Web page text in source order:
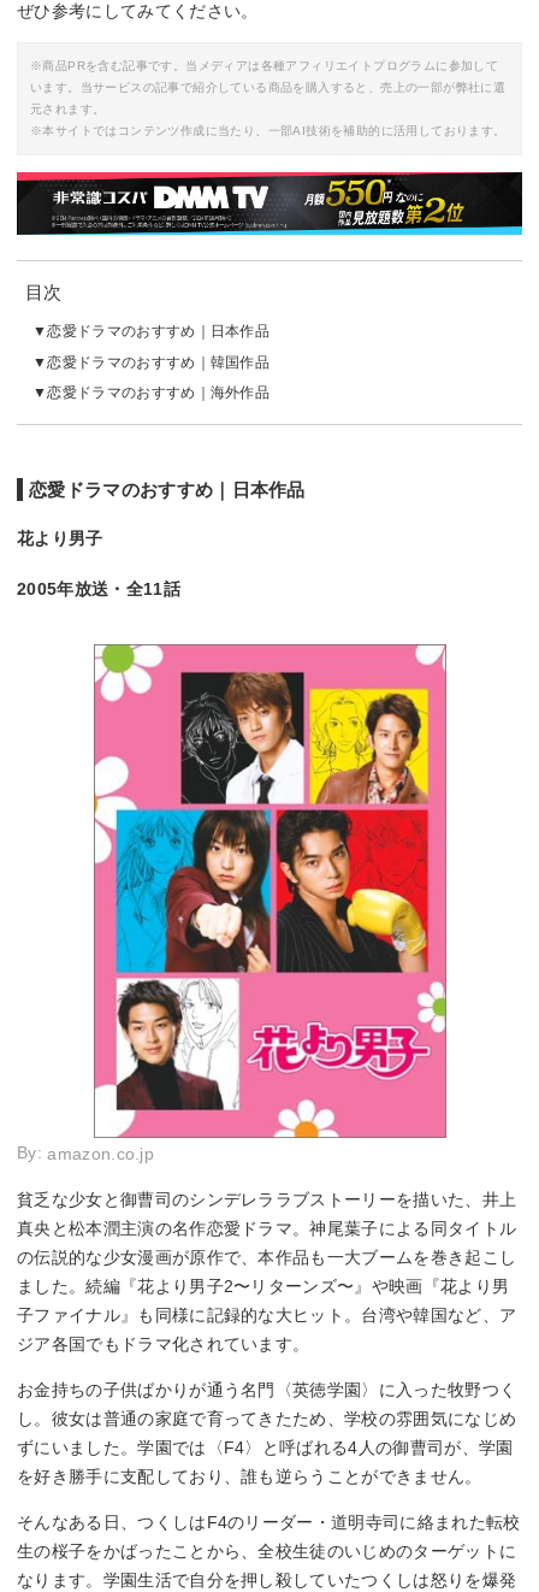
ぜひ参考にしてみてください。
※商品PRを含む記事です。当メディアは各種アフィリエイトプログラムに参加して
います。当サービスの記事で紹介している商品を購入すると、売上の一部が弊社に還
元されます。
※本サイトではコンテンツ作成に当たり、一部AI技術を補助的に活用しております。
目次
恋愛ドラマのおすすめ｜日本作品
恋愛ドラマのおすすめ｜韓国作品
恋愛ドラマのおすすめ｜海外作品
恋愛ドラマのおすすめ｜日本作品
花より男子
2005年放送・全11話
By:amazon.co.jp
貧乏な少女と御曹司のシンデレララブストーリーを描いた、井上
真央と松本潤主演の名作恋愛ドラマ。神尾葉子による同タイトル
の伝説的な少女漫画が原作で、本作品も一大ブームを巻き起こし
ました。続編『花より男子2〜リターンズ〜』や映画『花より男
子ファイナル』も同様に記録的な大ヒット。台湾や韓国など、ア
ジア各国でもドラマ化されています。
お金持ちの子供ばかりが通う名門〈英徳学園〉に入った牧野つく
し。彼女は普通の家庭で育ってきたため、学校の雰囲気になじめ
ずにいました。学園では〈F4〉と呼ばれる4人の御曹司が、学園
を好き勝手に支配しており、誰も逆らうことができません。
そんなある日、つくしはF4のリーダー・道明寺司に絡まれた転校
生の桜子をかばったことから、全校生徒のいじめのターゲットに
なります。学園生活で自分を押し殺していたつくしは怒りを爆発